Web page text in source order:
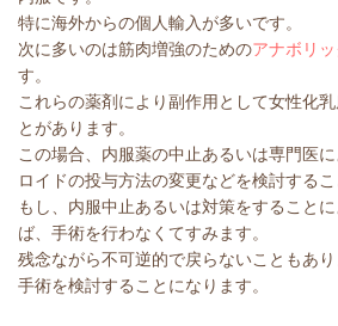
特に海外からの個人輸入が多いです。
次に多いのは筋肉増強のためのアナボリ
す。
これらの薬剤により副作用として女性化
とがあります。
この場合、内服薬の中止あるいは専門医
ロイドの投与方法の変更などを検討するこ
もし、内服中止あるいは対策をすること
ば、手術を行わなくてすみます。
残念ながら不可逆的で戻らないこともあ
手術を検討することになります。